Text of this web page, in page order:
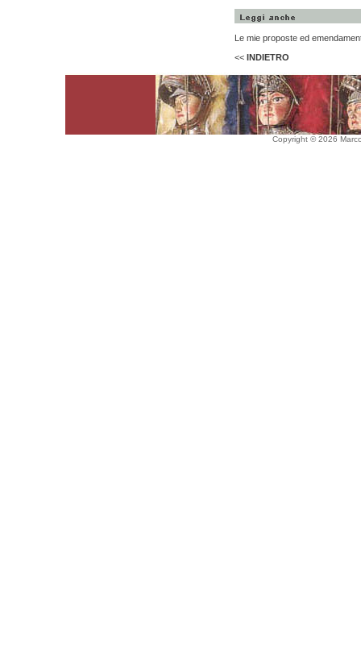
Le mie proposte ed
<< INDIETRO
Copyright © 2026